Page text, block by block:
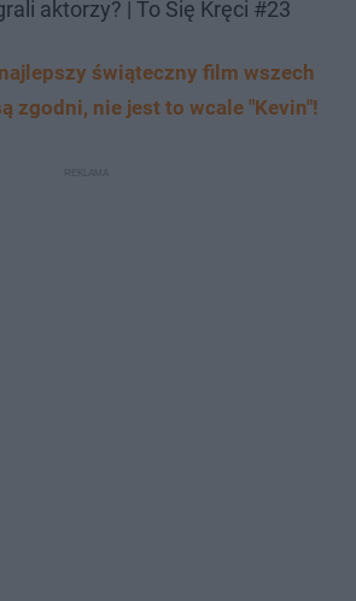
aktorzy? | To Się Kręci #23
świąteczny film wszech
zgodni, nie jest to wcale "Kevin"!